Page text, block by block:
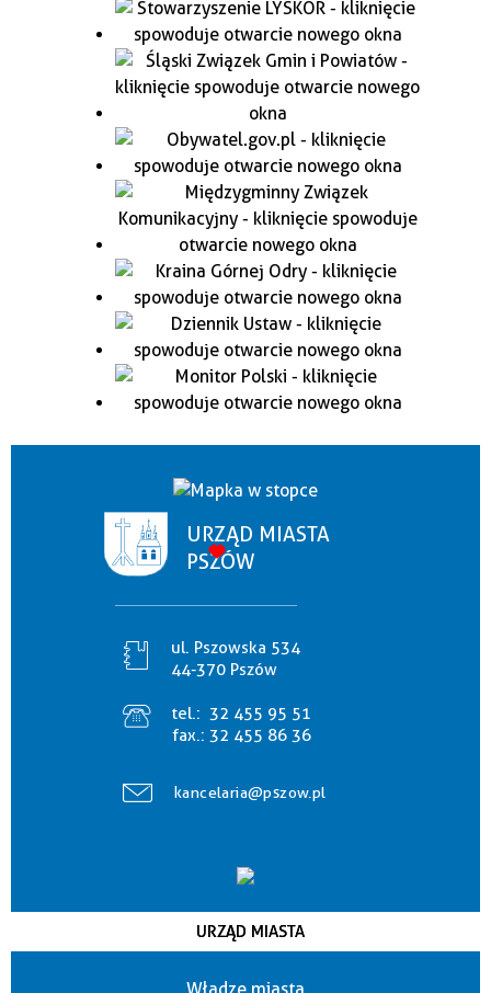
URZĄD MIASTA
PSZÓW
ul. Pszowska 534
44-370 Pszów
tel.: 32 455 95 51
fax.: 32 455 86 36
kancelaria@pszow.pl
URZĄD MIASTA